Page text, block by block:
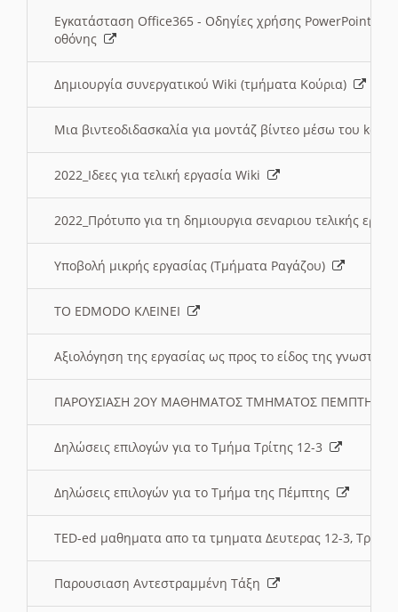
Εγκατάσταση Office365 - Οδηγίες χρήσης PowerPoint
οθόνης
Δημιουργία συνεργατικού Wiki (τμήματα Κούρια)
Μια βιντεοδιδασκαλία για μοντάζ βίντεο μέσω του
2022_Ιδεες για τελική εργασία Wiki
2022_Πρότυπο για τη δημιουργια σεναριου τελικής
Υποβολή μικρής εργασίας (Τμήματα Ραγάζου)
ΤΟ EDMODO ΚΛΕΙΝΕΙ
Αξιολόγηση της εργασίας ως προς το είδος της
ΠΑΡΟΥΣΙΑΣΗ 2ΟΥ ΜΑΘΗΜΑΤΟΣ ΤΜΗΜΑΤΟΣ
Δηλώσεις επιλογών για το Τμήμα Τρίτης 12-3
Δηλώσεις επιλογών για το Τμήμα της Πέμπτης
TED-ed μαθηματα απο τα τμηματα Δευτερας 12-3,
Παρουσιαση Αντεστραμμένη Τάξη